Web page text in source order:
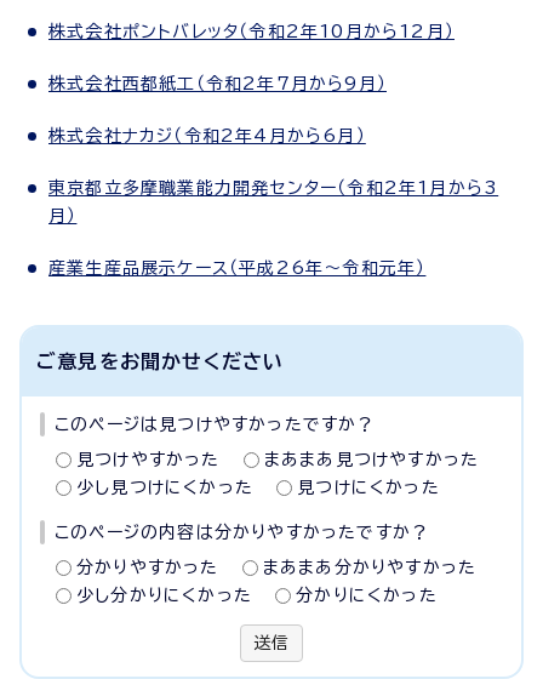
株式会社ポントバレッタ（令和2年10月から12月）
株式会社西都紙工（令和2年7月から9月）
株式会社ナカジ（令和2年4月から6月）
東京都立多摩職業能力開発センター（令和2年1月から3
月）
産業生産品展示ケース（平成26年～令和元年）
ご意見をお聞かせください
このページは見つけやすかったですか？
見つけやすかった
まあまあ見つけやすかった
少し見つけにくかった
見つけにくかった
このページの内容は分かりやすかったですか？
分かりやすかった
まあまあ分かりやすかった
少し分かりにくかった
分かりにくかった
送信